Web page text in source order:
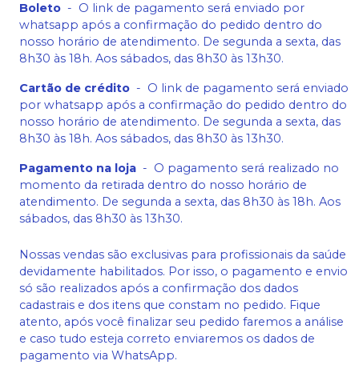
Boleto - O link de pagamento será enviado por
whatsapp após a confirmação do pedido dentro do
nosso horário de atendimento. De segunda a sexta, das
8h30 às 18h. Aos sábados, das 8h30 às 13h30.
Cartão de crédito - O link de pagamento será enviado
por whatsapp após a confirmação do pedido dentro do
nosso horário de atendimento. De segunda a sexta, das
8h30 às 18h. Aos sábados, das 8h30 às 13h30.
Pagamento na loja - O pagamento será realizado no
momento da retirada dentro do nosso horário de
atendimento. De segunda a sexta, das 8h30 às 18h. Aos
sábados, das 8h30 às 13h30.
Nossas vendas são exclusivas para profissionais da saúde
devidamente habilitados. Por isso, o pagamento e envio
só são realizados após a confirmação dos dados
cadastrais e dos itens que constam no pedido. Fique
atento, após você finalizar seu pedido faremos a análise
e caso tudo esteja correto enviaremos os dados de
pagamento via WhatsApp.